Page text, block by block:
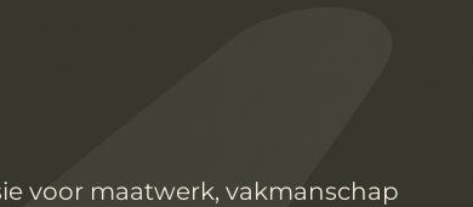
voor maatwerk, vakmanschap